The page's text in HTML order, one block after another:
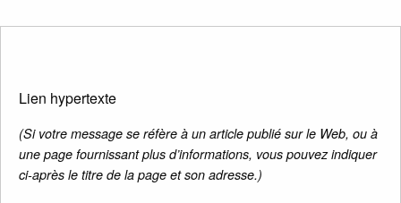
Lien hypertexte
(Si votre message se réfère à un article publié sur le Web, ou à
une page fournissant plus d’informations, vous pouvez indiquer
ci-après le titre de la page et son adresse.)